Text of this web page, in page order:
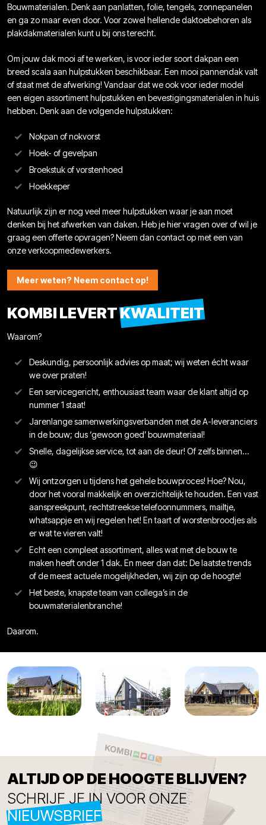
Bouwmaterialen. Denk aan panlatten, folie, tengels, zonnepanelen
en ga zo maar even door. Voor zowel hellende daktoebehoren als
plakdakmaterialen kunt u bij ons terecht.
Om jouw dak mooi af te werken, is voor ieder soort dakpan een
breed scala aan hulpstukken beschikbaar. Een mooi pannendak valt
of staat met de afwerking! Vandaar dat we ook voor ieder model
een eigen assortiment hulpstukken en bevestigingsmaterialen in huis
hebben. Denk aan de volgende hulpstukken:
Nokpan of nokvorst
Hoek- of gevelpan
Broekstuk of vorstenhoed
Hoekkeper
Natuurlijk zijn er nog veel meer hulpstukken waar je aan moet
denken bij het afwerken van daken. Heb je hier vragen over of wil je
graag een offerte opvragen? Neem dan contact op met een van
onze verkoopmedewerkers.
Meer weten? Neem contact op!
KOMBI LEVERTKWALITEIT
Waarom?
Deskundig, persoonlijk advies op maat; wij weten écht waar
we over praten!
Een servicegericht, enthousiast team waar de klant altijd op
nummer 1 staat!
Jarenlange samenwerkingsverbanden met de A-leveranciers
in de bouw; dus ‘gewoon goed’ bouwmateriaal!
Snelle, dagelijkse service, tot aan de deur! Of zelfs binnen…
😉
Wij ontzorgen u tijdens het gehele bouwproces! Hoe? Nou,
door het vooral makkelijk en overzichtelijk te houden. Een vast
aanspreekpunt, rechtstreekse telefoonnummers, mailtje,
whatsappje en wij regelen het! En taart of worstenbroodjes als
er wat te vieren valt!
Echt een compleet assortiment, alles wat met de bouw te
maken heeft onder 1 dak. En meer dan dat: De laatste trends
of de meest actuele mogelijkheden, wij zijn op de hoogte!
Het beste, knapste team van collega’s in de
bouwmaterialenbranche!
Daarom.
ALTIJD OP DE HOOGTE BLIJVEN?
SCHRIJF JE IN VOOR ONZE
NIEUWSBRIEF